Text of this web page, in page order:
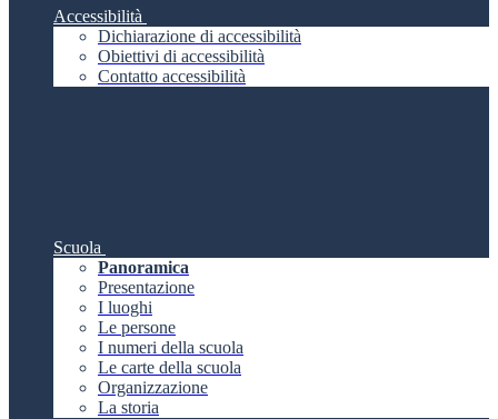
Accessibilità
Dichiarazione di accessibilità
Obiettivi di accessibilità
Contatto accessibilità
Scuola
Panoramica
Presentazione
I luoghi
Le persone
I numeri della scuola
Le carte della scuola
Organizzazione
La storia